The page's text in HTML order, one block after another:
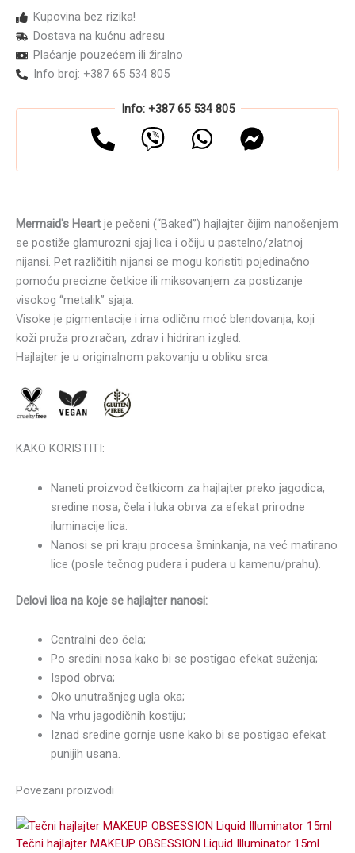
REVOLUTION
Mermaid's
Heart
10g
Kupovina bez rizika!
Dostava na kućnu adresu
Plaćanje pouzećem ili žiralno
Info broj: +387 65 534 805
Info: +387 65 534 805
Mermaid's Heart je pečeni (“Baked”) hajlajter čijim nanošenjem
se postiže glamurozni sjaj lica i očiju u pastelno/zlatnoj
nijansi. Pet različitih nijansi se mogu koristiti pojedinačno
pomoću precizne četkice ili miksovanjem za postizanje
visokog “metalik” sjaja.
Visoke je pigmentacije i ima odličnu moć blendovanja, koji
koži pruža prozračan, zdrav i hidriran izgled.
Hajlajter je u originalnom pakovanju u obliku srca.
KAKO KORISTITI:
Naneti proizvod četkicom za hajlajter preko jagodica,
sredine nosa, čela i luka obrva za efekat prirodne
iluminacije lica.
Nanosi se pri kraju procesa šminkanja, na već matirano
lice (posle tečnog pudera i pudera u kamenu/prahu).
Delovi lica na koje se hajlajter nanosi:
Centralni deo čela;
Po sredini nosa kako bi se postigao efekat suženja;
Ispod obrva;
Oko unutrašnjeg ugla oka;
Na vrhu jagodičnih kostiju;
Iznad sredine gornje usne kako bi se postigao efekat
punijih usana.
Povezani proizvodi
Tečni hajlajter MAKEUP OBSESSION Liquid Illuminator 15ml